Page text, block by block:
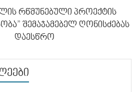
რწმუნებული პროექტის
შემაჯამებელ ღონისძებას
დაესწრო